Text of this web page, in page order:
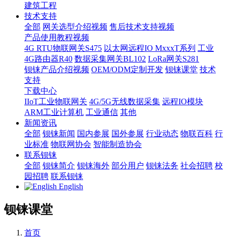
建筑工程
技术支持
全部 网关选型介绍视频 售后技术支持视频
产品使用教程视频
4G RTU物联网关S475 以太网远程IO MxxxT系列 工业
4G路由器R40 数据采集网关BL102 LoRa网关S281
钡铼产品介绍视频 OEM/ODM定制开发 钡铼课堂 技术
支持
下载中心
IIoT工业物联网关 4G/5G无线数据采集 远程IO模块
ARM工业计算机 工业通信 其他
新闻资讯
全部 钡铼新闻 国内参展 国外参展 行业动态 物联百科 行
业标准 物联网协会 智能制造协会
联系钡铼
全部 钡铼简介 钡铼海外 部分用户 钡铼法务 社会招聘 校
园招聘 联系钡铼
English
钡铼课堂
首页